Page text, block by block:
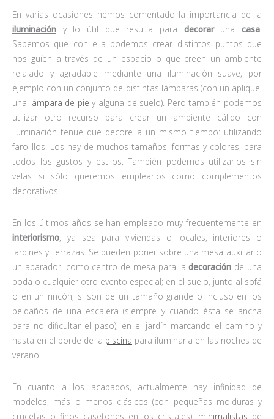
En varias ocasiones hemos comentado la importancia de la
iluminación y lo útil que resulta para decorarunacasa
Sabemos que con ella podemos crear distintos puntos que
nos guíen a través de un espacio o que creen un ambiente
relajado y agradable mediante una iluminación suave, por
ejemplo con un conjunto de distintas lámparas (con un aplique,
una lámpara de pie y alguna de suelo). Pero también podemos
utilizar otro recurso para crear un ambiente cálido con
iluminación tenue que decore a un mismo tiempo: utilizando
farolillos. Los hay de muchos tamaños, formas y colores, para
todos los gustos y estilos. También podemos utilizarlos sin
velas si sólo queremos emplearlos como complementos
decorativos.
En los últimos años se han empleado muy frecuentemente en
interiorismo, ya sea para viviendas o locales, interiores o
jardines y terrazas. Se pueden poner sobre una mesa auxiliar o
un aparador, como centro de mesa para ladecoración de una
boda o cualquier otro evento especial; en el suelo, junto al sofá
o en un rincón, si son de un tamaño grande o incluso en los
peldaños de una escalera (siempre y cuando ésta se ancha
para no dificultar el paso), en el jardín marcando el camino y
hasta en el borde de la piscina para iluminarla en las noches de
verano.
En cuanto a los acabados, actualmente hay infinidad de
modelos, más o menos clásicos (con pequeñas molduras y
crucetas o finos casetones en los cristales), minimalistas de